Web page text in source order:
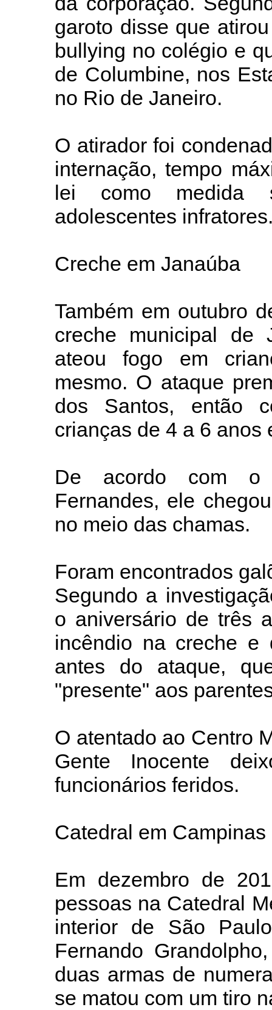
garoto disse que
bullying no colégio e
de Columbine, nos
no Rio de Janeiro.
O atirador foi
internação, tempo
lei como medida
adolescentes
Creche em Janaúba
Também em outubro
creche municipal de
ateou fogo em
mesmo. O ataque
dos Santos, então
crianças de 4 a 6 anos
De acordo com o
Fernandes, ele
no meio das chamas.
Foram encontrados
Segundo a
o aniversário de três
incêndio na creche e
antes do ataque,
"presente" aos
O atentado ao Centro
Gente Inocente
funcionários feridos.
Catedral em Campinas
Em dezembro de
pessoas na Catedral
interior de São
Fernando
duas armas de
se matou com um tiro